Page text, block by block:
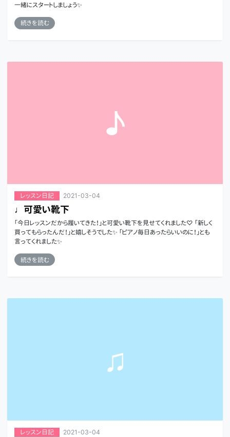
一緒にスタートしましょう✨
続きを読む
レッスン日記 2021-03-04
♩可愛い靴下
「今日レッスンだから履いてきた！」と可愛い靴下を見せてくれました♡ 「新しく
買ってもらったんだ！」と嬉しそうでした✨ 「ピアノ毎日あったらいいのに！」とも
言ってくれました✨
続きを読む
レッスン日記 2021-03-04